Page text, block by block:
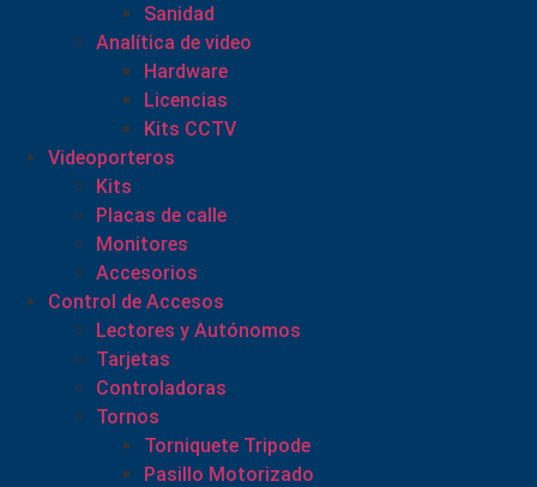
Sanidad
Analítica de video
Hardware
Licencias
Kits CCTV
Videoporteros
Kits
Placas de calle
Monitores
Accesorios
Control de Accesos
Lectores y Autónomos
Tarjetas
Controladoras
Tornos
Torniquete Tripode
Pasillo Motorizado